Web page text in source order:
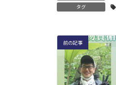
タグ
前の記事